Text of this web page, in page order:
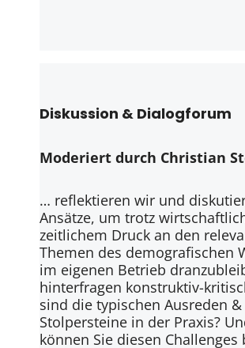
Diskussion & Dialogforum
Moderiert durch Christian
… reflektieren wir und
Ansätze, um trotz
zeitlichem Druck an den
Themen des demografischen
im eigenen Betrieb
hinterfragen konstruktiv-
sind die typischen Ausreden &
Stolpersteine in der Praxis?
können Sie diesen Challenges